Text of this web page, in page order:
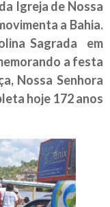
Igreja de Nossa
a Bahia.
Sagrada em
a festa
Nossa Senhora
hoje 172 anos